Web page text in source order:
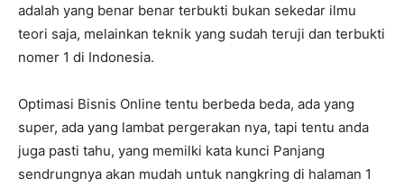
adalah yang benar benar terbukti bukan sekedar ilmu
teori saja, melainkan teknik yang sudah teruji dan terbukti
nomer 1 di Indonesia.
Optimasi Bisnis Online tentu berbeda beda, ada yang
super, ada yang lambat pergerakan nya, tapi tentu anda
juga pasti tahu, yang memilki kata kunci Panjang
sendrungnya akan mudah untuk nangkring di halaman 1